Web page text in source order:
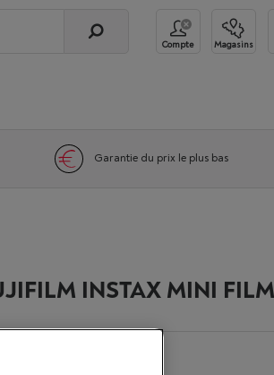
Compte Magasins
Garantie du prix le plus bas
INSTAX MINI